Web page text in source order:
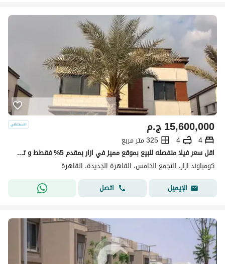
ج.م15,600,000
4
4
325 متر مربع
اقل سعر فيلا منفصله للبيع بموقع مميز في ازار بمقدم 5% فقطط و تقسيط علي 10 سنين التجمع الخامس القاهرة الجديدة
كومباوند ازار، التجمع الخامس، القاهرة الجديدة، القاهرة
الإيميل
اتصل